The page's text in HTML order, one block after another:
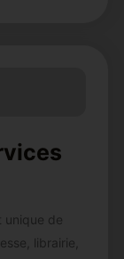
unique de
librairie,